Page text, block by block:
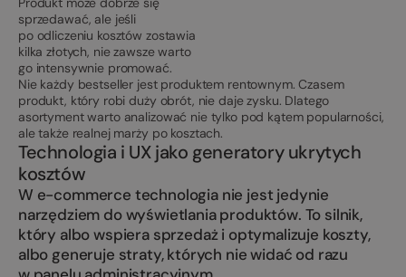
sprzedawać, ale jeśli
po odliczeniu kosztów zostawia
kilka złotych, nie zawsze warto
go intensywnie promować.
Nie każdy bestseller jest produktem rentownym. Czasem
produkt, który robi duży obrót, nie daje zysku. Dlatego
asortyment warto analizować nie tylko pod kątem popularności,
ale także realnej marży po kosztach.
Technologia i UX jako generatory ukrytych
kosztów
W e-commerce technologia nie jest jedynie
narzędziem do wyświetlania produktów. To silnik,
który albo wspiera sprzedaż i optymalizuje koszty,
albo generuje straty, których nie widać od razu